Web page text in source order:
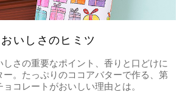
おいしさのヒミツ
さの重要なポイント、香りと口どけに
ー。たっぷりのココアバターで作る、第
コレートがおいしい理由とは。